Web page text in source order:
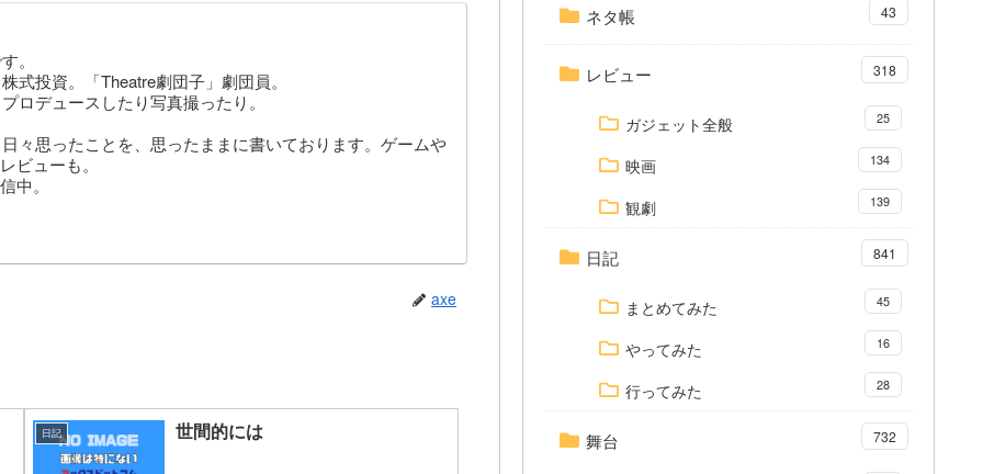
。
式投資。「Theatre劇団子」劇団員。
ロデュースしたり写真撮ったり。
々思ったことを、思ったままに書いております。ゲームや
ビューも。
中。
axe
日記 世間的には
ネタ帳 43
レビュー 318
ガジェット全般 25
映画 134
観劇 139
日記 841
まとめてみた 45
やってみた 16
行ってみた 28
舞台 732